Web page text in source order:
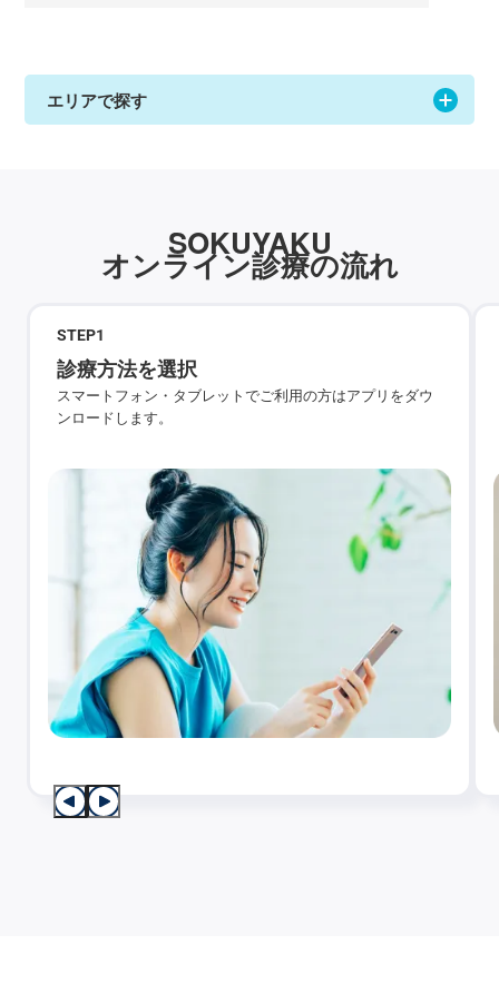
エリアで探す
SOKUYAKU
オンライン診療の流れ
STEP1
診療方法を選択
スマートフォン・タブレットでご利用の方はアプリをダウ
ンロードします。